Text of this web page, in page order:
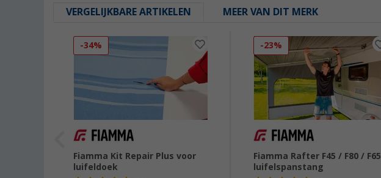
VERGELIJKBARE ARTIKELEN MEER VAN DIT MERK
-34%
Fiamma Kit Repair Plus voor
luifeldoek
-23%
Fiamma Rafter F45 / F80 / F65
luifelspanstang